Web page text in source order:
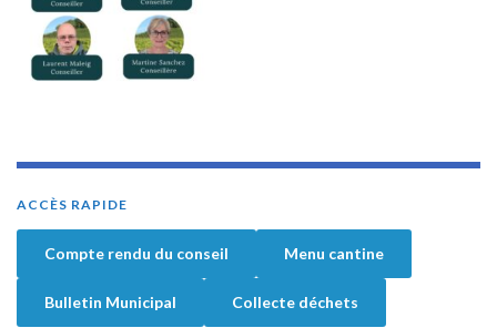
ACCÈS RAPIDE
Compte rendu du conseil Menu cantine
Bulletin Municipal Collecte déchets